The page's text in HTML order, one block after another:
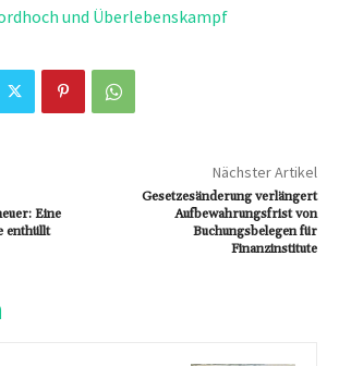
und Überlebenskampf
Eine
enthüllt
Nächster Artikel
Gesetzesänderung verlängert
Aufbewahrungsfrist von
Buchungsbelegen für
Finanzinstitute